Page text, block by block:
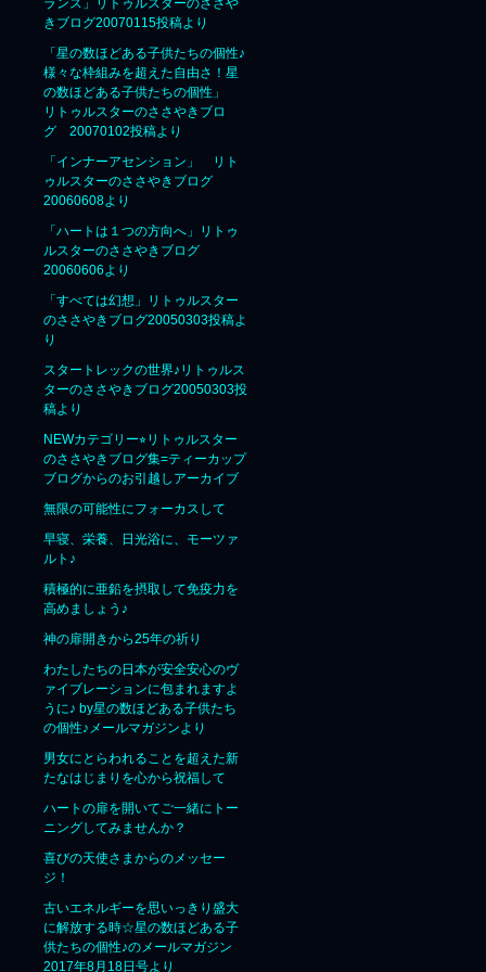
ランス」リトゥルスターのささや
きブログ20070115投稿より
「星の数ほどある子供たちの個性♪
様々な枠組みを超えた自由さ！星
の数ほどある子供たちの個性」
リトゥルスターのささやきブロ
グ 20070102投稿より
「インナーアセンション」 リト
ゥルスターのささやきブログ
20060608より
「ハートは１つの方向へ」リトゥ
ルスターのささやきブログ
20060606より
「すべては幻想」リトゥルスター
のささやきブログ20050303投稿よ
り
スタートレックの世界♪リトゥルス
ターのささやきブログ20050303投
稿より
NEWカテゴリー⭐︎リトゥルスター
のささやきブログ集=ティーカップ
ブログからのお引越しアーカイブ
無限の可能性にフォーカスして
早寝、栄養、日光浴に、モーツァ
ルト♪
積極的に亜鉛を摂取して免疫力を
高めましょう♪
神の扉開きから25年の祈り
わたしたちの日本が安全安心のヴ
ァイブレーションに包まれますよ
うに♪ by星の数ほどある子供たち
の個性♪メールマガジンより
男女にとらわれることを超えた新
たなはじまりを心から祝福して
ハートの扉を開いてご一緒にトー
ニングしてみませんか？
喜びの天使さまからのメッセー
ジ！
古いエネルギーを思いっきり盛大
に解放する時☆星の数ほどある子
供たちの個性♪のメールマガジン
2017年8月18日号より